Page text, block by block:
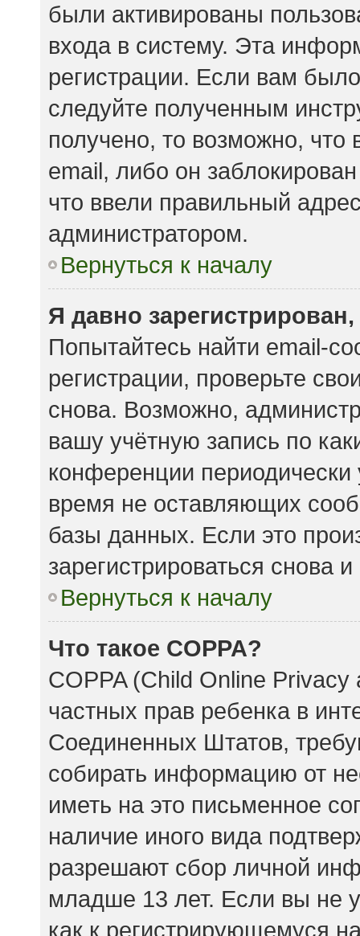
были активированы
входа в систему. Эта
регистрации. Если вам
следуйте полученным
получено, то возможно,
email, либо он
что ввели правильный
администратором.
Вернуться к началу
Я давно
Попытайтесь найти email-
регистрации, проверьте
снова. Возможно,
вашу учётную запись по
конференции
время не оставляющих
базы данных. Если это
зарегистрироваться снова
Вернуться к началу
Что такое COPPA?
COPPA (Child Online
частных прав ребенка в
Соединенных Штатов,
собирать информацию от
иметь на это письменное
наличие иного вида
разрешают сбор личной
младше 13 лет. Если вы не
как к регистрирующемуся